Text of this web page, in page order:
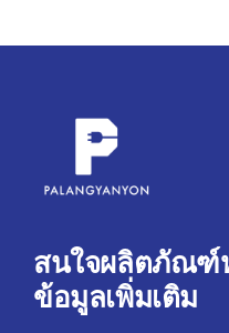
สนใจผลิตภัณฑ์
ข้อมูลเพิ่มเติม